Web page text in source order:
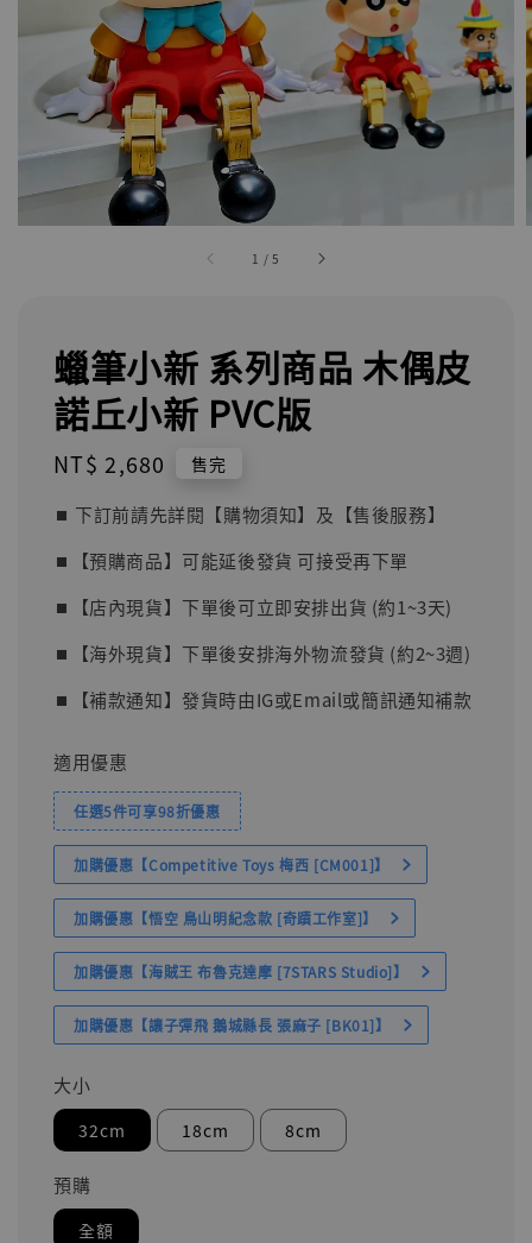
1 /5
蠟筆小新 系列商品 木偶皮
諾丘小新 PVC版
Regular
NT$ 2,680 售完
⏹︎ 下訂前請先詳閱【購物須知】及【售後服務】
⏹︎【預購商品】可能延後發貨 可接受再下單
⏹︎【店內現貨】下單後可立即安排出貨 (約1~3天)
⏹︎【海外現貨】下單後安排海外物流發貨 (約2~3週)
⏹︎【補款通知】發貨時由IG或Email或簡訊通知補款
適用優惠
任選5件可享98折優惠
加購優惠【Competitive Toys 梅西 [CM001]】
加購優惠【悟空 鳥山明紀念款 [奇蹟工作室]】
加購優惠【海賊王 布魯克達摩 [7STARS Studio]】
加購優惠【讓子彈飛 鵝城縣長 張麻子 [BK01]】
大小
32cm 18cm 8cm
預購
全額